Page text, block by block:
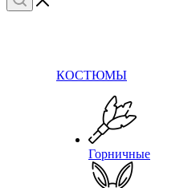
КОСТЮМЫ
Горничные